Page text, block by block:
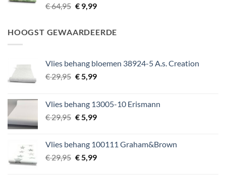
€64,95 Oorspronkelijke
€ 64,95.
€9,99Huidige
€ 9,99.
HOOGST GEWAARDEERDE
Vlies behang bloemen 38924-5 A.s. Creation
€29,95 Oorspronkelijke
€ 29,95.
€5,99Huidige
€ 5,99.
Vlies behang 13005-10 Erismann
€29,95 Oorspronkelijke
€ 29,95.
€5,99Huidige
€ 5,99.
Vlies behang 100111 Graham&Brown
€29,95 Oorspronkelijke
€5,99Huidige